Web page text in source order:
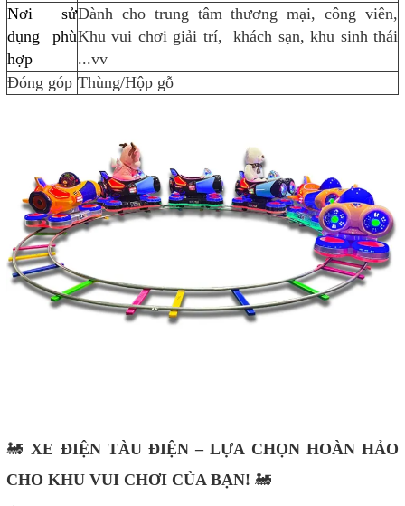
Nơi sử
dụng phù
hợp
Dành cho trung tâm thương mại, công viên,
Khu vui chơi giải trí, khách sạn, khu sinh thái
...vv
Đóng góp Thùng/Hộp gỗ
🚂 XE ĐIỆN TÀU ĐIỆN – LỰA CHỌN HOÀN HẢO
CHO KHU VUI CHƠI CỦA BẠN! 🚂